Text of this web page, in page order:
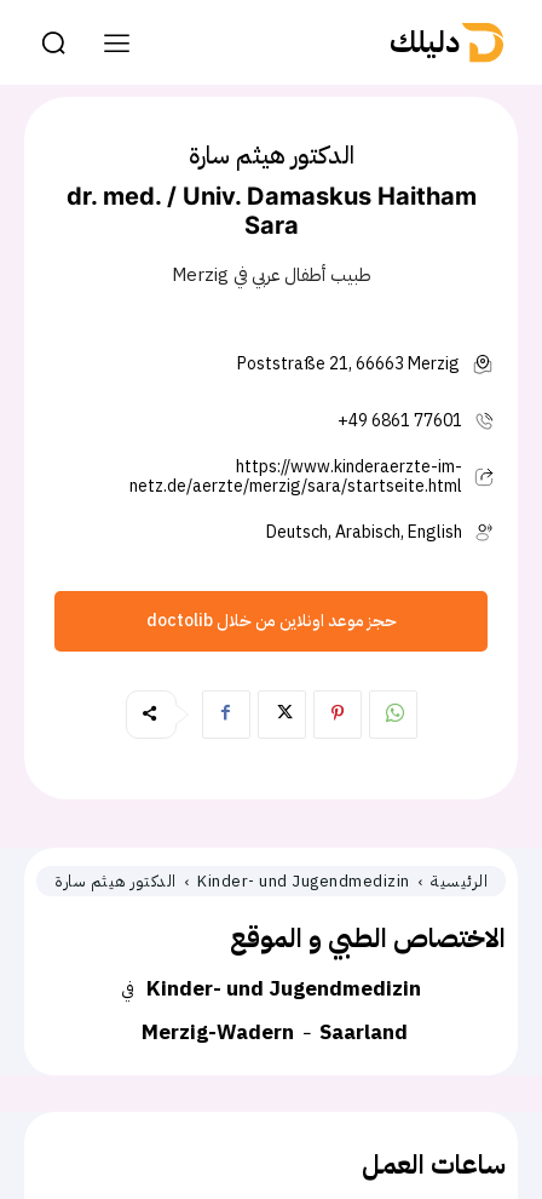
دليلك
الرئيسية Kinder- und Jugendmedizin الدكتور هيثم سارة
الاختصاص الطبي و الموقع
في Kinder- und Jugendmedizin
Merzig-Wadern
Saarland
ساعات العمل
الدكتور هيثم سارة
dr. med. / Univ. Damaskus Haitham
Sara
طبيب أطفال عربي في Merzig
Poststraße 21, 66663 Merzig
+49 6861 77601
https://www.kinderaerzte-im-
netz.de/aerzte/merzig/sara/startseite.html
Deutsch, Arabisch, English
حجز موعد اونلاين من خلال doctolib